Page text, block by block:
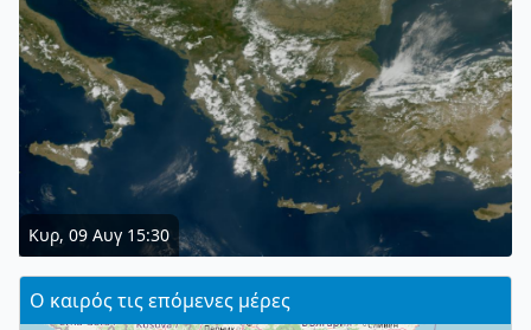
Κυρ, 09 Αυγ 15:30
Ο καιρός τις επόμενες μέρες